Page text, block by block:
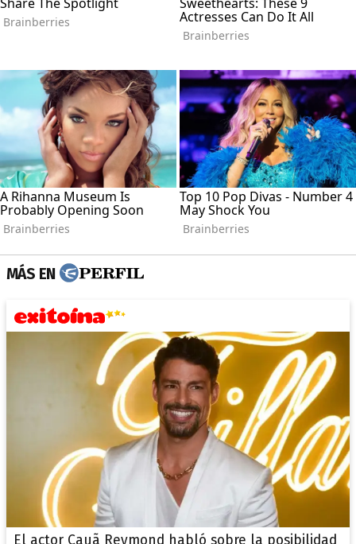
MÁS EN
El actor Cauã Reymond habló sobre la posibilidad